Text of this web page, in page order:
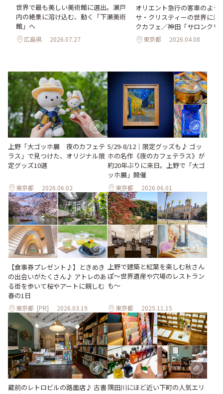
世界で最も美しい美術館に選出。瀬戸
内の絶景に溶け込む、動く「下瀬美術
館」へ
広島県 2026.07.27
オリエント急行の客車のよ
サ・クリスティーの世界に浸
クカフェ／神田「サロンクリ
東京都 2026.04.08
上野「大ゴッホ展 夜のカフェテ
ラス」で見つけた、オリジナル限
定グッズ10選
東京都 2026.06.02
5/29-8/12｜限定グッズも♪ ゴッ
ホの名作《夜のカフェテラス》が
約20年ぶりに来日。上野で「大ゴ
ッホ展」開催
東京都 2026.06.01
【食事券プレゼント♪】ときめき
の出会いがたくさん♪ アトレのあ
る街を歩いて桜やアートに親しむ
春の1日
東京都 [PR] 2026.03.19
上野で建築と紅葉を楽しむ秋さん
ぽ～世界遺産や穴場のレストラン
も～
東京都 2025.11.15
蔵前のレトロビルの路面店♪ 古書隅田川にほど近い下町の人気エリ